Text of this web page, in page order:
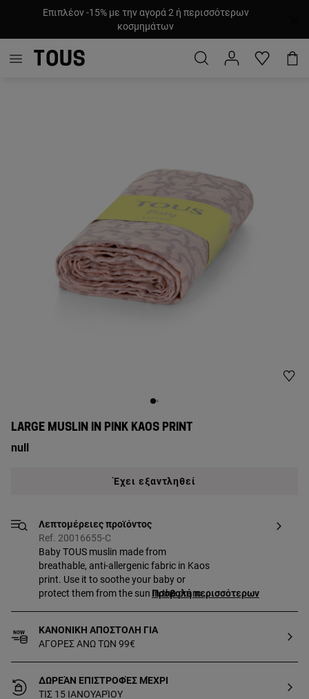
Επιπλέον -15% με την αγορά 2 ή περισσότερων
κοσμημάτων
LARGE MUSLIN IN PINK KAOS PRINT
null
Έχει εξαντληθεί
Λεπτομέρειες προϊόντος
Ref. 20016655-C
Baby TOUS muslin made from
breathable, anti-allergenic fabric in Kaos
print. Use it to soothe your baby or
protect them from the sun in the pram.
in the EU.
Προβολή περισσότερων
ΚΑΝΟΝΙΚΗ ΑΠΟΣΤΟΛΗ ΓΙΑ
ΑΓΟΡΕΣ ΑΝΩ ΤΩΝ 99€
ΔΩΡΕΆΝ ΕΠΙΣΤΡΟΦΈΣ ΜΈΧΡΙ
ΤΙΣ 15 ΙΑΝΟΥΑΡΊΟΥ